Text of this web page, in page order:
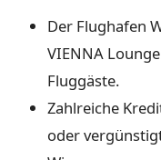
Der Flughafen
VIENNA
Fluggäste.
Zahlreiche
oder